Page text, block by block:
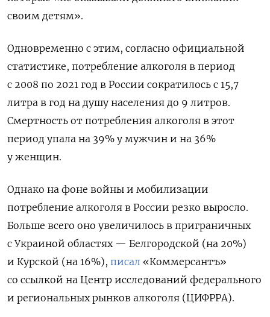
своим детям».
Одновременно с этим, согласно официальной
статистике, потребление алкоголя в период
с 2008 по 2021 год в России сократилось с 15,7
литра в год на душу населения до 9 литров.
Смертность от потребления алкоголя в этот
период упала на 39% у мужчин и на 36%
у женщин.
Однако на фоне войны и мобилизации
потребление алкоголя в России резко выросло.
Больше всего оно увеличилось в приграничных
с Украиной областях — Белгородской (на 20%)
и Курской (на 16%), писал «Коммерсантъ»
со ссылкой на Центр исследований федерального
и региональных рынков алкоголя (ЦИФРРА).